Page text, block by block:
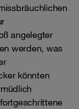
angelegter
werden, was
könnten